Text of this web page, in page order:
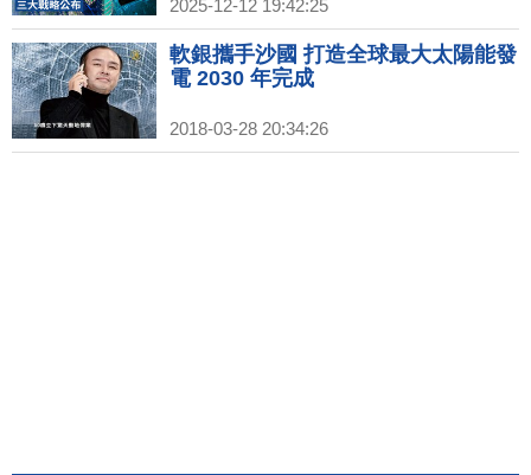
赴國網中心啟用｜鴻海砸159億蓋高
雄旗艦總部 輪值CEO回應墨關稅
2025-12-12 19:42:25
軟銀攜手沙國 打造全球最大太陽能發
電 2030 年完成
2018-03-28 20:34:26